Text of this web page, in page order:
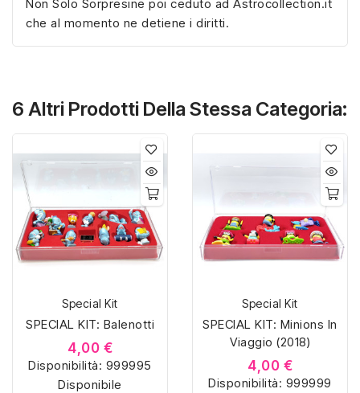
Non Solo Sorpresine poi ceduto ad Astrocollection.it
che al momento ne detiene i diritti.
6 Altri Prodotti Della Stessa Categoria:
Special Kit
SPECIAL KIT: Balenotti
4,00 €
Disponibilità: 999995
Disponibile
Special Kit
SPECIAL KIT: Minions In
Viaggio (2018)
4,00 €
Disponibilità: 999999